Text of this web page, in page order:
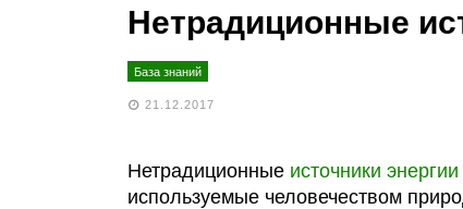
Нетрадиционные
База знаний
21.12.2017
Нетрадиционные источники энергии
используемые человечеством